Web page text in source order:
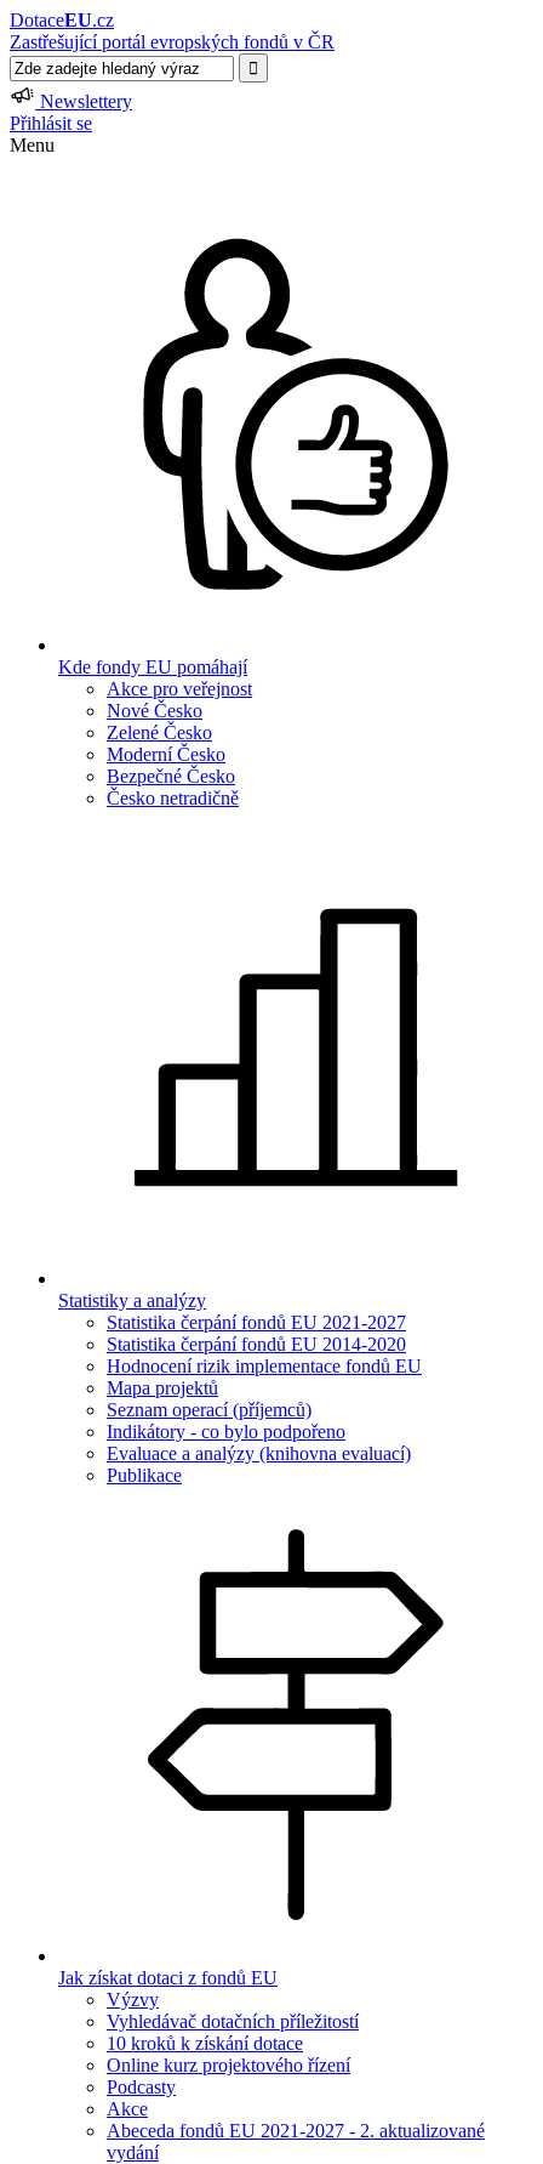
DotaceEU.cz
Zastřešující portál evropských fondů v ČR
Newslettery
Přihlásit se
Menu
Kde fondy EU pomáhají
Akce pro veřejnost
Nové Česko
Zelené Česko
Moderní Česko
Bezpečné Česko
Česko netradičně
Statistiky a analýzy
Statistika čerpání fondů EU 2021-2027
Statistika čerpání fondů EU 2014-2020
Hodnocení rizik implementace fondů EU
Mapa projektů
Seznam operací (příjemců)
Indikátory - co bylo podpořeno
Evaluace a analýzy (knihovna evaluací)
Publikace
Jak získat dotaci z fondů EU
Výzvy
Vyhledávač dotačních příležitostí
10 kroků k získání dotace
Online kurz projektového řízení
Podcasty
Akce
Abeceda fondů EU 2021-2027 - 2. aktualizované
vydání